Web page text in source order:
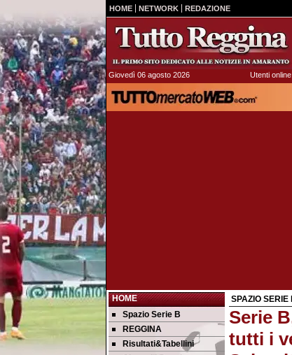
HOME NETWORK REDAZIONE
Giovedì 06 agosto 2026 Utenti
HOME
Spazio Serie B
REGGINA
Risultati&Tabellini
SPAZIO SERIE
Serie
tutti i